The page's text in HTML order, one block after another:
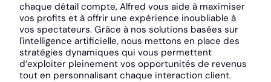
chaque détail compte, Alfred vous aide à maximiser
vos profits et à offrir une expérience inoubliable à
vos spectateurs. Grâce à nos solutions basées sur
l'intelligence artificielle, nous mettons en place des
stratégies dynamiques qui vous permettent
d’exploiter pleinement vos opportunités de revenus
tout en personnalisant chaque interaction client.